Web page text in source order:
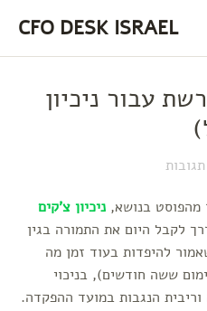
CFO DESK ISRAEL
עבור ניכיון
מהפוסט בנושא, ניכיון צ'קים
לקבל היום את התמורה בגין
להיפדות בעוד זמן מה
ששה חודשים), בניכוי
הנגבות במועד ההפקדה.